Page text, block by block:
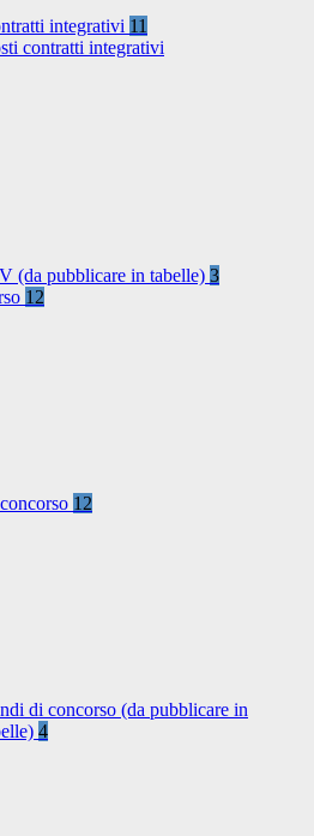
integrativi 11
contratti integrativi
(da pubblicare in tabelle) 3
12
12
di concorso (da pubblicare in
4